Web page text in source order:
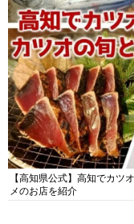
【高知県公式】高知でカツ
メのお店を紹介